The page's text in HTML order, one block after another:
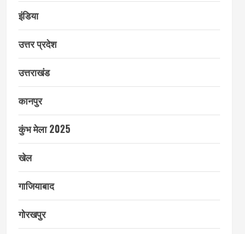
इंडिया
उत्तर प्रदेश
उत्तराखंड
कानपुर
कुंभ मेला 2025
खेल
गाजियाबाद
गोरखपुर